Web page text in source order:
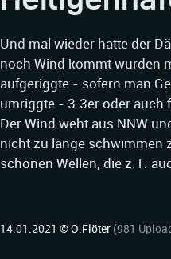
Und mal wieder hatte der
noch Wind kommt wurden
aufgeriggte - sofern man
umriggte - 3.3er oder auch
Der Wind weht aus NNW
nicht zu lange schwimmen
schönen Wellen, die z.T.
14.01.2021 ©O.Flöter (981